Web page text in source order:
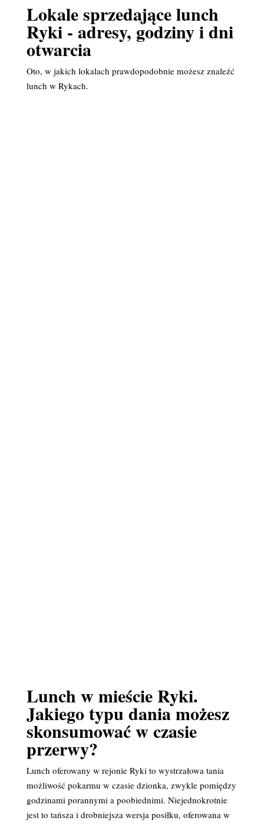
Lokale sprzedające lunch
Ryki - adresy, godziny i dni
otwarcia
Oto, w jakich lokalach prawdopodobnie możesz znaleźć
lunch w Rykach.
Lunch w mieście Ryki.
Jakiego typu dania możesz
skonsumować w czasie
przerwy?
Lunch oferowany w rejonie Ryki to wystrzałowa tania
możliwość pokarmu w czasie dzionka, zwykle pomiędzy
godzinami porannymi a poobiednimi. Niejednokrotnie
jest to tańsza i drobniejsza wersja posiłku, oferowana w